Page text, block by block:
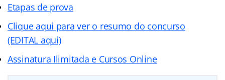
Etapas de prova
Clique aqui para ver o resumo do concurso
(EDITAL aqui)
Assinatura Ilimitada e Cursos Online